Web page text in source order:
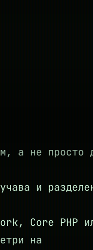
а не просто
и
Core PHP
на